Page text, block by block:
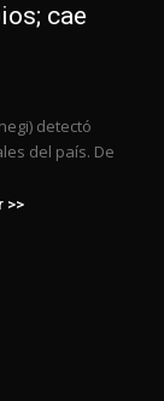
cae
detectó
del país. De
>>